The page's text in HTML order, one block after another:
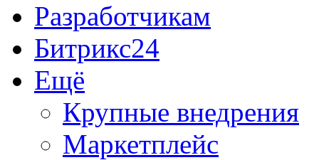
Разработчикам
Битрикс24
Ещё
Крупные внедрения
Маркетплейс